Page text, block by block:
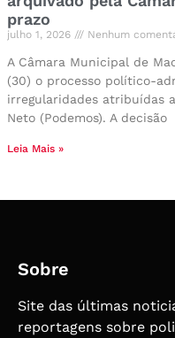
prazo
julho 1, 2026 Nenhum
A Câmara Municipal de
(30) o processo político-
irregularidades atribuídas
Neto (Podemos). A decisão
Leia Mais »
Sobre
Site das últimas
reportagens sobre